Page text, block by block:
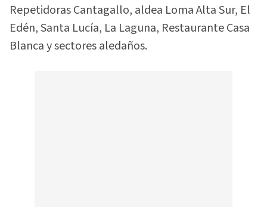
Repetidoras Cantagallo, aldea Loma Alta Sur, El
Edén, Santa Lucía, La Laguna, Restaurante Casa
Blanca y sectores aledaños.